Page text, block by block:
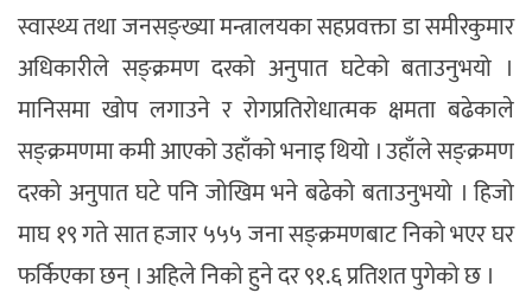
स्वास्थ्य तथा जनसङ्ख्या मन्त्रालयका सहप्रवक्ता डा समीरकुमार
अधिकारीले सङ्क्रमण दरको अनुपात घटेको बताउनुभयो ।
मानिसमा खोप लगाउने र रोगप्रतिरोधात्मक क्षमता बढेकाले
सङ्क्रमणमा कमी आएको उहाँको भनाइ थियो । उहाँले सङ्क्रमण
दरको अनुपात घटे पनि जोखिम भने बढेको बताउनुभयो । हिजो
माघ १९ गते सात हजार ५५५ जना सङ्क्रमणबाट निको भएर घर
फर्किएका छन् । अहिले निको हुने दर ९१.६ प्रतिशत पुगेको छ ।